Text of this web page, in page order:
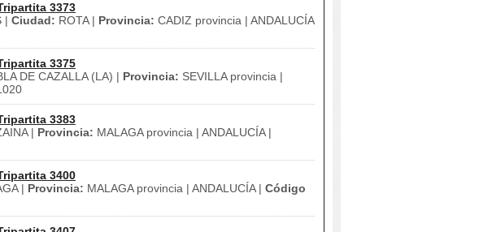
3373
| Ciudad: ROTA | Provincia: CADIZ provincia | ANDALUCÍA
3375
DE CAZALLA (LA) | Provincia: SEVILLA provincia |
3383
| Provincia: MALAGA provincia | ANDALUCÍA |
3400
| Provincia: MALAGA provincia | ANDALUCÍA | Código